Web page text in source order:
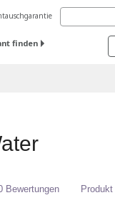
finden
Bewertungen